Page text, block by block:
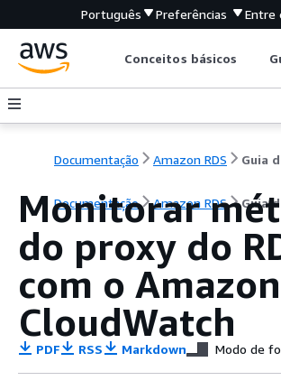
Português Preferências Entre
Conceitos básicos
Documentação Amazon RDS Guia
Documentação Amazon RDS Guia
Monitorar
do proxy do
com o Amazon
CloudWatch
PDF RSS Markdown Modo de